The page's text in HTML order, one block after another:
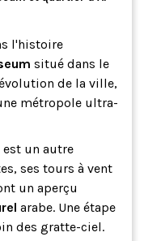
l'histoire
situé dans le
de la ville,
métropole ultra-
un autre
ses tours à vent
un aperçu
arabe. Une étape
des gratte-ciel.